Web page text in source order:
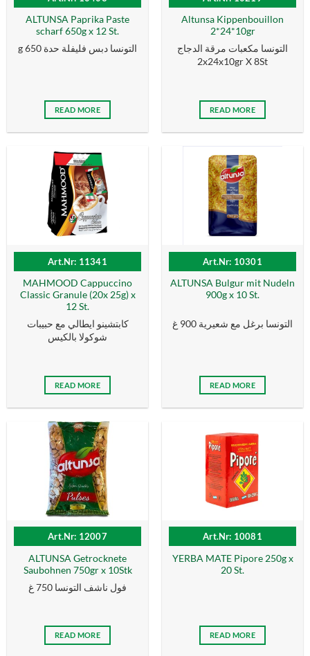
ALTUNSA Paprika Paste
scharf 650g x 12 St.
g التونسا دبس فليفلة حدة 650
READ MORE
Altunsa Kippenbouillon
2*24*10gr
التونسا مكعبات مرقة الدجاج
2x24x10gr X 8St
READ MORE
Art.Nr: 11341
MAHMOOD Cappuccino
Classic Granule (20x 25g) x
12 St.
كابتشينو ايطالي مع حبيبات
شوكولا بالكيس
READ MORE
Art.Nr: 10301
ALTUNSA Bulgur mit Nudeln
900g x 10 St.
التونسا برغل مع شعيرية 900 غ
READ MORE
Art.Nr: 12007
ALTUNSA Getrocknete
Saubohnen 750gr x 10Stk
فول ناشف التونسا 750 غ
READ MORE
Art.Nr: 10081
YERBA MATE Pipore 250g x
20 St.
READ MORE